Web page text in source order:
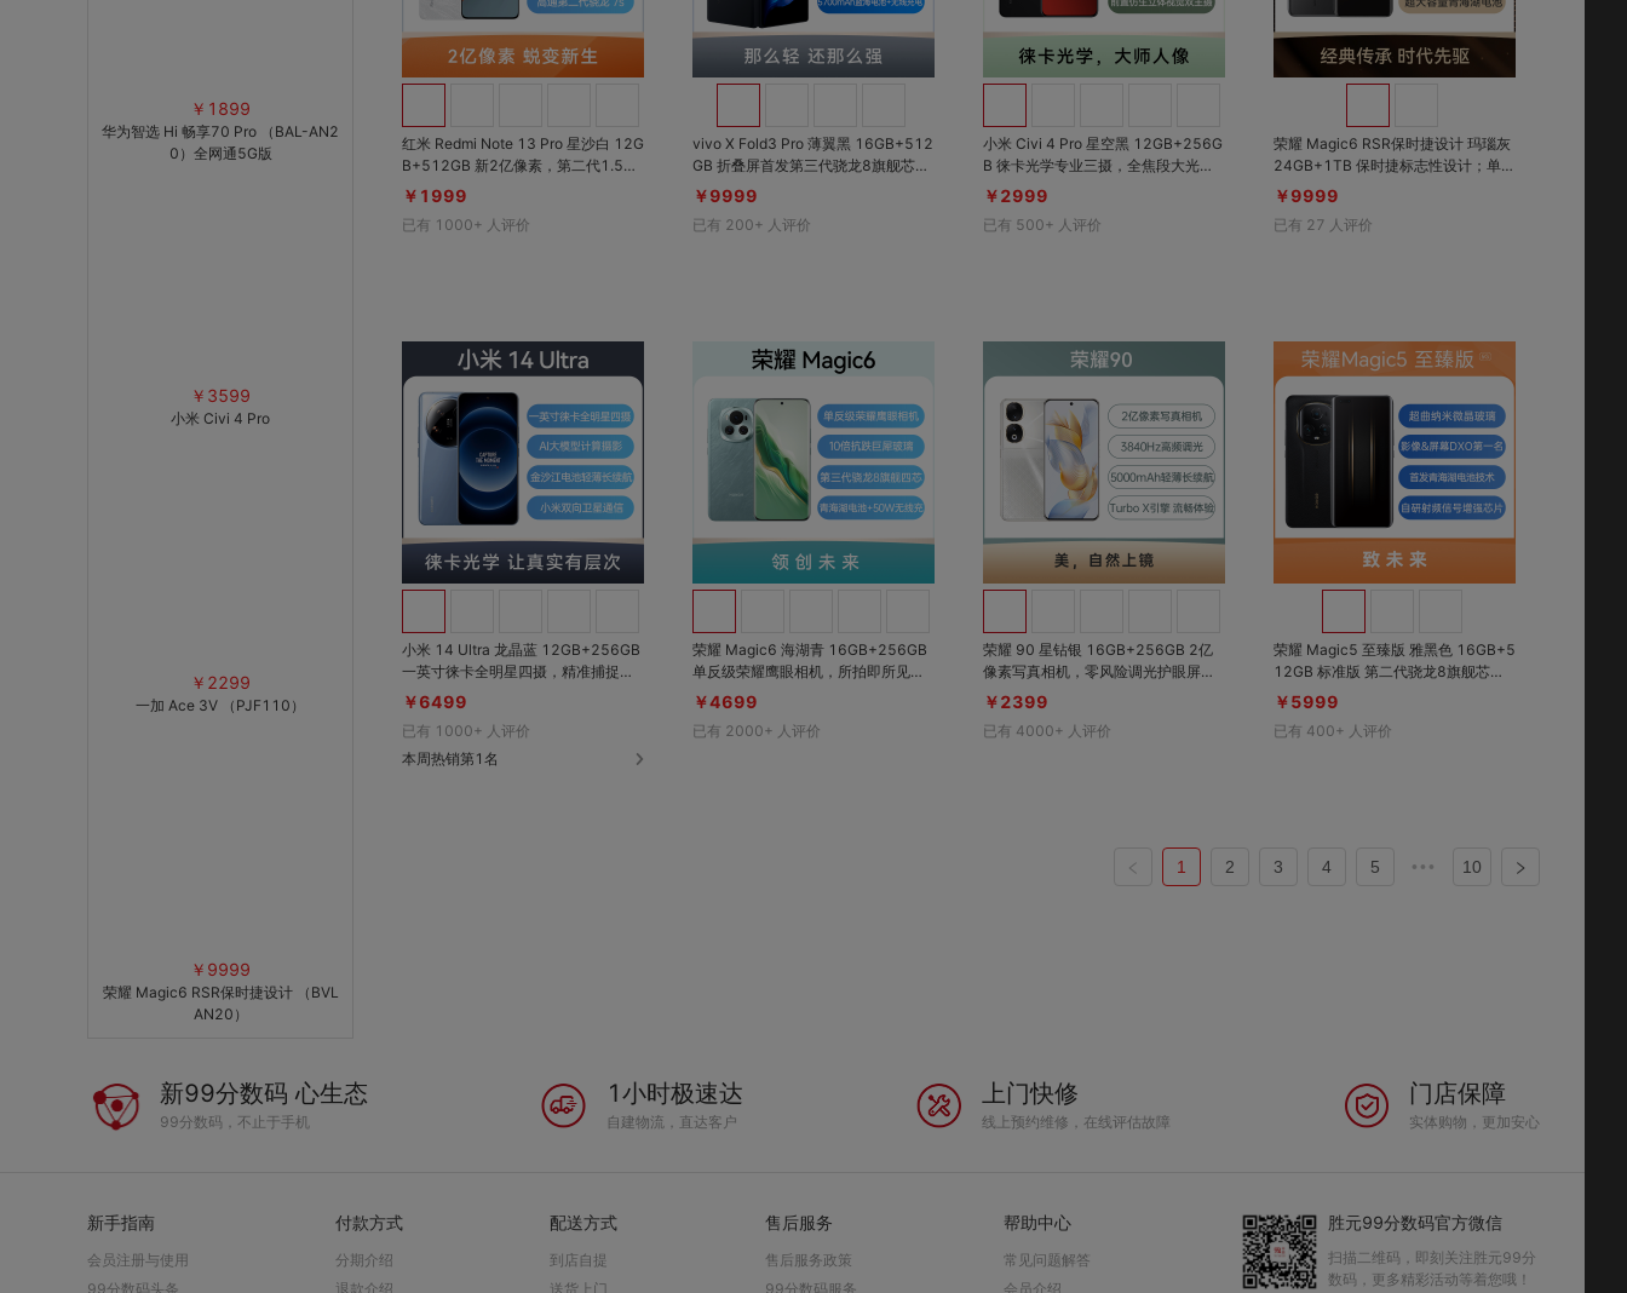
￥1899
华为智选 Hi 畅享70 Pro （BAL-AN2
0）全网通5G版
￥3599
小米 Civi 4 Pro
￥2299
一加 Ace 3V （PJF110）
￥9999
荣耀 Magic6 RSR保时捷设计 （BVL
AN20）
红米 Redmi Note 13 Pro 星沙白 12G
B+512GB 新2亿像素，第二代1.5K
高光护眼屏，金刚骨骼架构，5100m
￥1999
已有 1000+ 人评价
vivo X Fold3 Pro 薄翼黑 16GB+512
GB 折叠屏首发第三代骁龙8旗舰芯；
蔡司大底主摄+潜望长焦+大师人像；
mAh蓝海电池100W双芯闪充+50W
￥9999
已有 200+ 人评价
小米 Civi 4 Pro 星空黑 12GB+256G
B 徕卡光学专业三摄，全焦段大光
圈；全等深微曲屏，高亮度，高色
质，易清洁、抗黄变、防掉皮，耐磨
￥2999
已有 500+ 人评价
荣耀 Magic6 RSR保时捷设计 玛瑙灰
24GB+1TB 保时捷标志性设计；单反
级超动态鹰眼相机，1.8亿像素潜望长
摔；荣耀鸿燕通信，支持实时语音、
￥9999
已有 27 人评价
小米 14 Ultra 龙晶蓝 12GB+256GB
一英寸徕卡全明星四摄，精准捕捉光
影还原真实细节；AI大模型计算摄
金沙江电池轻薄长续航；小米双向卫
星通信，无信号也能打电话发消息
￥6499
已有 1000+ 人评价
本周热销第1名
荣耀 Magic6 海湖青 16GB+256GB
单反级荣耀鹰眼相机，所拍即所见；
荣耀巨犀玻璃，10倍抗跌能力，坚韧
池，无忧续航体验
￥4699
已有 2000+ 人评价
荣耀 90 星钻银 16GB+256GB 2亿
像素写真相机，零风险调光护眼屏，3
840Hz超高频PWM调光，5000mAh
￥2399
已有 4000+ 人评价
荣耀 Magic5 至臻版 雅黑色 16GB+5
12GB 标准版 第二代骁龙8旗舰芯；
荣耀鹰眼相机；悬浮流线四曲屏；12
￥5999
已有 400+ 人评价
1 2 3 4 5 ••• 10
新99分数码 心生态
99分数码，不止于手机
1小时极速达
自建物流，直达客户
上门快修
线上预约维修，在线评估故障
门店保障
实体购物，更加安心
新手指南
会员注册与使用
99分数码头条
付款方式
分期介绍
退款介绍
配送方式
到店自提
送货上门
售后服务
售后服务政策
99分数码服务
帮助中心
常见问题解答
会员介绍
胜元99分数码官方微信
扫描二维码，即刻关注胜元99分
数码，更多精彩活动等着您哦！